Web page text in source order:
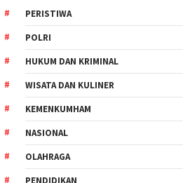
PERISTIWA
POLRI
HUKUM DAN KRIMINAL
WISATA DAN KULINER
KEMENKUMHAM
NASIONAL
OLAHRAGA
PENDIDIKAN